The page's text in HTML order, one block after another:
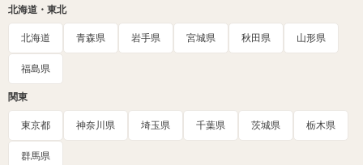
北海道・東北
北海道 青森県 岩手県 宮城県 秋田県 山形県
福島県
関東
東京都 神奈川県 埼玉県 千葉県 茨城県 栃木県
群馬県